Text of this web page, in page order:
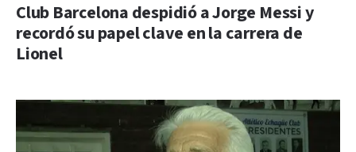
Club Barcelona despidió a Jorge Messi y
recordó su papel clave en la carrera de
Lionel